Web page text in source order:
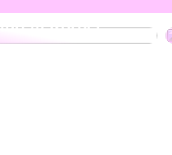
sich wohl in
Körper